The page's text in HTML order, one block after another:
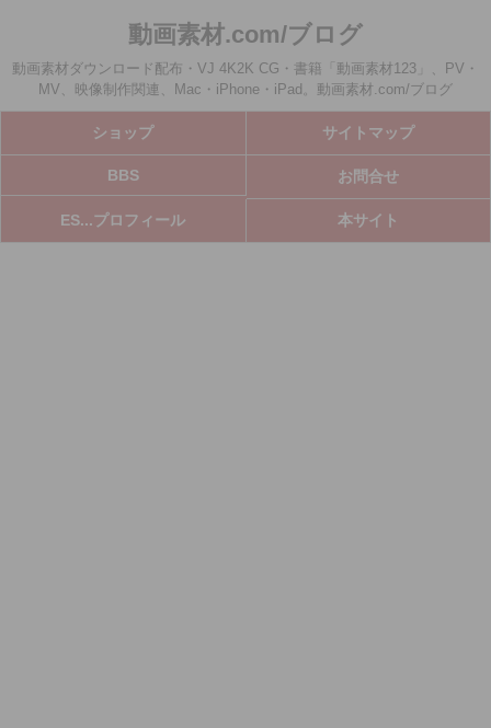
動画素材.com/ブログ
動画素材ダウンロード配布・VJ 4K2K CG・書籍「動画素材123」、PV・
MV、映像制作関連、Mac・iPhone・iPad。動画素材.com/ブログ
ショップ サイトマップ
BBS お問合せ
ES...プロフィール 本サイト